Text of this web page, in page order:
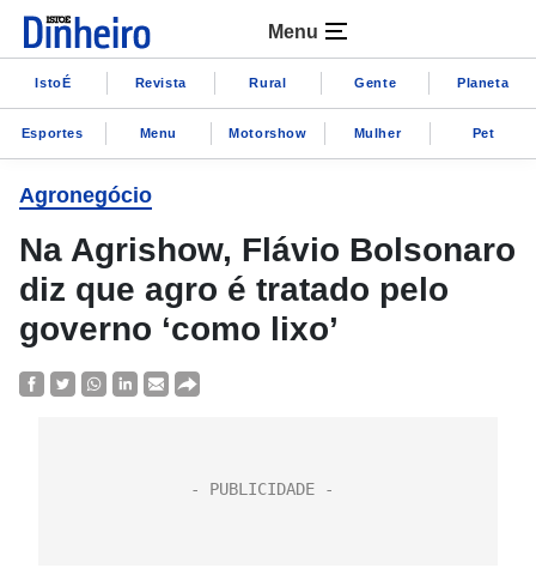
Menu
IstoÉ Revista Rural Gente Planeta
Esportes Menu Motorshow Mulher Pet
Agronegócio
Na Agrishow, Flávio Bolsonaro
diz que agro é tratado pelo
governo ‘como lixo’